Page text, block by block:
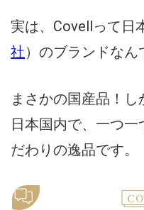
実は、Covellって日
社）のブランドなん
まさかの国産品！
日本国内で、一つ
だわりの逸品です。